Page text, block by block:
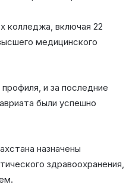
колледжа, включая 22
медицинского
и за последние
были успешно
назначены
здравоохранения,